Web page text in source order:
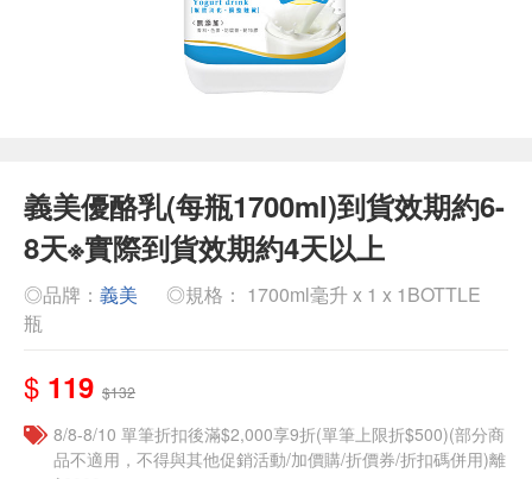
義美優酪乳(每瓶1700ml)到貨效期約6-
8天※實際到貨效期約4天以上
◎品牌： 義美
◎規格： 1700ml毫升 x 1 x 1BOTTLE
瓶
$ 119 $132
8/8-8/10 單筆折扣後滿$2,000享9折(單筆上限折$500)(部分商
品不適用，不得與其他促銷活動/加價購/折價券/折扣碼併用)離